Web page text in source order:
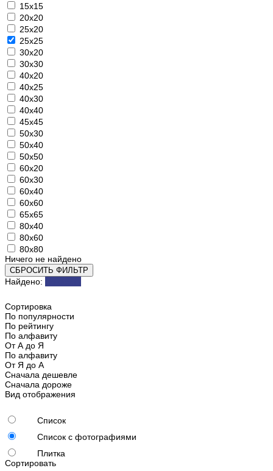
15х15
20х20
25х20
25х25
30х20
30х30
40х20
40х25
40х30
40х40
45х45
50х30
50х40
50х50
60х20
60х30
60х40
60х60
65х65
80х40
80х60
80х80
Ничего не найдено
СБРОСИТЬ ФИЛЬТР
Найдено:
Сортировка
По популярности
По рейтингу
По алфавиту
От А до Я
По алфавиту
От Я до А
Сначала дешевле
Сначала дороже
Вид отображения
Список
Список с фотографиями
Плитка
Сортировать